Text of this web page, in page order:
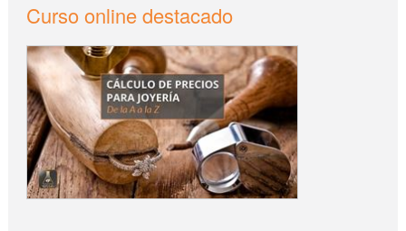
Curso online destacado